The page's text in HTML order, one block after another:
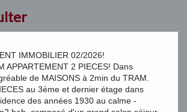
IMMOBILIER 02/2026!
APPARTEMENT 2 PIECES! Dans
de MAISONS à 2min du TRAM.
au 3ème et dernier étage dans
des années 1930 au calme -